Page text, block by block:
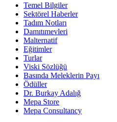
Temel Bilgiler
Sektörel Haberler
Tadım Notları
Damıtımevleri
Malternatif
Eğitimler
Turlar
Viski Sözlüğü
Basında Meleklerin Payı
Ödüller
Dr. Burkay Adalığ
Mepa Store
Mepa Consultancy